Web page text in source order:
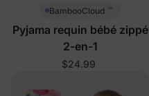
BambooCloud ™
Pyjama requin bébé zippé
2-en-1
$24.99